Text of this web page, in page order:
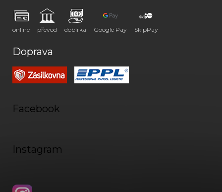
online převod dobírka Google Pay SkipPay
Doprava
Facebook
Instagram